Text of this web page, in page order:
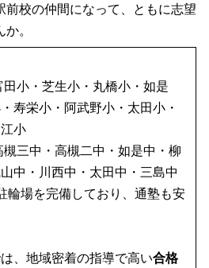
前校の仲間になって、ともに志望
。
小・芝生小・丸橋小・如是
寿栄小・阿武野小・太田小・
小
三中・高槻二中・如是中・柳
中・川西中・太田中・三島中
輪場を完備しており、通塾も安
、地域密着の指導で高い合格